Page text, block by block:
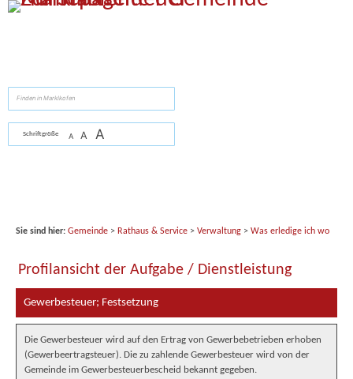
Zum Inhalt,zur Navigationoderzur Startseitespringen.
Schriftgröße A A A
Sie sind hier: Gemeinde> Rathaus & Service> Verwaltung> Was erledige ich wo
Profilansicht der Aufgabe / Dienstleistung
Gewerbesteuer; Festsetzung
Die Gewerbesteuer wird auf den Ertrag von Gewerbebetrieben erhoben
(Gewerbeertragsteuer). Die zu zahlende Gewerbesteuer wird von der
Gemeinde im Gewerbesteuerbescheid bekannt gegeben.